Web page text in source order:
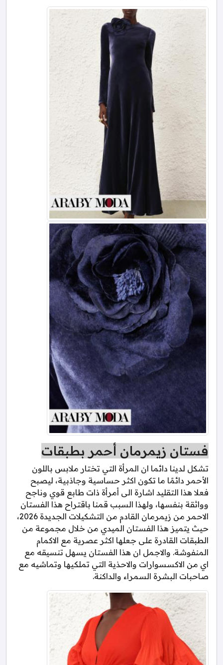
فستان زيمرمان أحمر بطبقات
تشكل لدينا دائما ان المرأة التي تختار ملابس باللون
الأحمر دائمًا ما تكون اكثر حساسية وجاذبية، ليصبح
فعلا هذا التقليد اشارة الى أمرأة ذات طابع قوي وناجح
وواثقة بنفسها، ولهذا السبب قمنا باقتراح هذا الفستان
الاحمر من زيمرمان القادم من التشكيلات الجديدة 2026،
حيث يتميز هذا الفستان الميدي من خلال مجموعة من
الطبقات القادرة على جعلها اكثر عصرية مع الاكمام
المنفوشة. والاجمل ان هذا الفستان يسهل تنسيقه مع
اي من الاكسسوارات والاحذية التي تملكيها وتماشيه مع
صاحبات البشرة السمراء والداكنة.